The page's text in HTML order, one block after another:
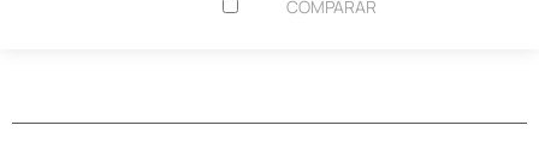
COMPARAR